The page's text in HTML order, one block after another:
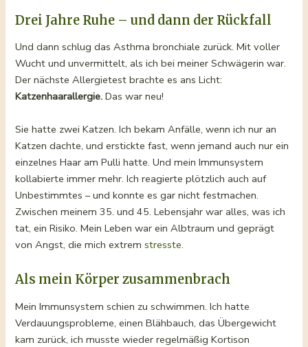
Drei Jahre Ruhe – und dann der Rückfall
Und dann schlug das Asthma bronchiale zurück. Mit voller
Wucht und unvermittelt, als ich bei meiner Schwägerin war.
Der nächste Allergietest brachte es ans Licht:
Katzenhaarallergie. Das war neu!
Sie hatte zwei Katzen. Ich bekam Anfälle, wenn ich nur an
Katzen dachte, und erstickte fast, wenn jemand auch nur ein
einzelnes Haar am Pulli hatte. Und mein Immunsystem
kollabierte immer mehr. Ich reagierte plötzlich auch auf
Unbestimmtes – und konnte es gar nicht festmachen.
Zwischen meinem 35. und 45. Lebensjahr war alles, was ich
tat, ein Risiko. Mein Leben war ein Albtraum und geprägt
von Angst, die mich extremstresste.
Als mein Körper zusammenbrach
Mein Immunsystem schien zu schwimmen. Ich hatte
Verdauungsprobleme, einen Blähbauch, das Übergewicht
kam zurück, ich musste wieder regelmäßig Kortison